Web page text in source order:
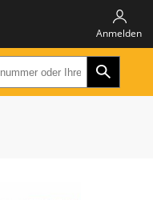
Anmelden
Suchbegriff oder
Zur Suche